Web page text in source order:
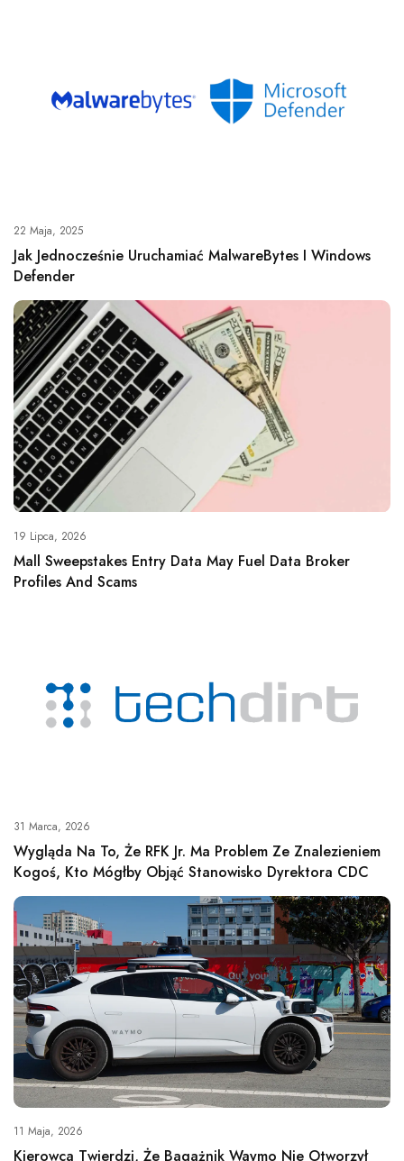
22 Maja, 2025
Jak Jednocześnie Uruchamiać MalwareBytes I Windows
Defender
19 Lipca, 2026
Mall Sweepstakes Entry Data May Fuel Data Broker
Profiles And Scams
31 Marca, 2026
Wygląda Na To, Że RFK Jr. Ma Problem Ze Znalezieniem
Kogoś, Kto Mógłby Objąć Stanowisko Dyrektora CDC
11 Maja, 2026
Kierowca Twierdzi, Że Bagażnik Waymo Nie Otworzył